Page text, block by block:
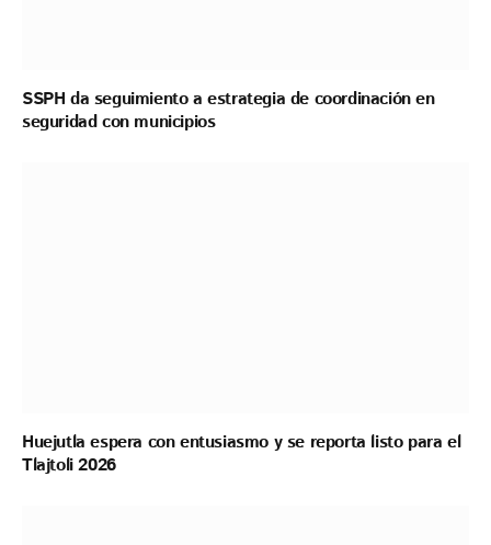
SSPH da seguimiento a estrategia de coordinación en
seguridad con municipios
Huejutla espera con entusiasmo y se reporta listo para el
Tlajtoli 2026